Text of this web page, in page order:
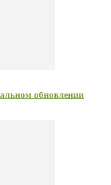
обновлении